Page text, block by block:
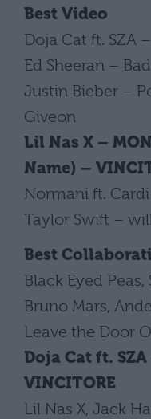
Best Video
Doja Cat ft. SZA
Ed Sheeran –
Justin Bieber –
Giveon
Lil Nas X –
Name) –
Normani ft.
Taylor Swift –
Best
Black Eyed
Bruno Mars,
Leave the Door
Doja Cat ft.
VINCITORE
Lil Nas X, Jack